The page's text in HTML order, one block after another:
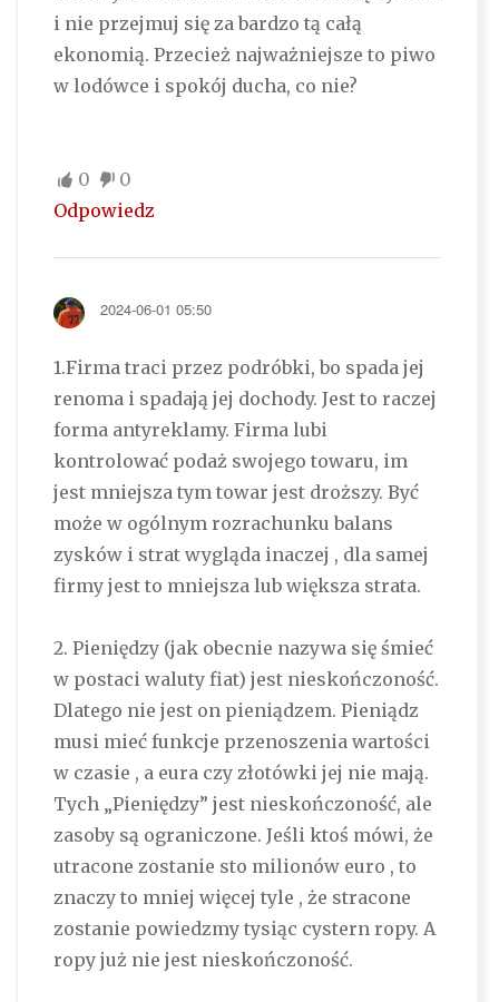
i nie przejmuj się za bardzo tą całą
ekonomią. Przecież najważniejsze to piwo
w lodówce i spokój ducha, co nie?
0
0
Odpowiedz
2024-06-01 05:50
1.Firma traci przez podróbki, bo spada jej
renoma i spadają jej dochody. Jest to raczej
forma antyreklamy. Firma lubi
kontrolować podaż swojego towaru, im
jest mniejsza tym towar jest droższy. Być
może w ogólnym rozrachunku balans
zysków i strat wygląda inaczej , dla samej
firmy jest to mniejsza lub większa strata.
2. Pieniędzy (jak obecnie nazywa się śmieć
w postaci waluty fiat) jest nieskończoność.
Dlatego nie jest on pieniądzem. Pieniądz
musi mieć funkcje przenoszenia wartości
w czasie , a eura czy złotówki jej nie mają.
Tych „Pieniędzy” jest nieskończoność, ale
zasoby są ograniczone. Jeśli ktoś mówi, że
utracone zostanie sto milionów euro , to
znaczy to mniej więcej tyle , że stracone
zostanie powiedzmy tysiąc cystern ropy. A
ropy już nie jest nieskończoność.